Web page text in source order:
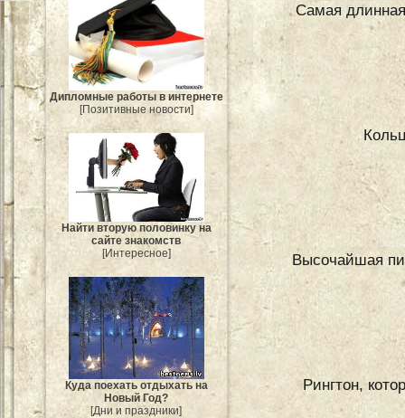
Дипломные работы в интернете
[Позитивные новости]
Найти вторую половинку на
сайте знакомств
[Интересное]
Куда поехать отдыхать на
Новый Год?
[Дни и праздники]
Самая
Высочайшая
Рингтон,